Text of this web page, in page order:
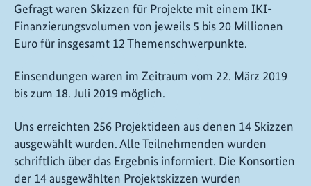
Gefragt waren Skizzen für Projekte mit einem IKI-
Finanzierungsvolumen von jeweils 5 bis 20 Millionen
Euro für insgesamt 12 Themenschwerpunkte.
Einsendungen waren im Zeitraum vom 22. März 2019
bis zum 18. Juli 2019 möglich.
Uns erreichten 256 Projektideen aus denen 14 Skizzen
ausgewählt wurden. Alle Teilnehmenden wurden
schriftlich über das Ergebnis informiert. Die Konsortien
der 14 ausgewählten Projektskizzen wurden